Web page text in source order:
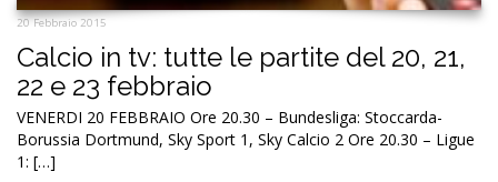
20 Febbraio 2015
Calcio in tv: tutte le partite del 20, 21,
22 e 23 febbraio
VENERDI 20 FEBBRAIO Ore 20.30 – Bundesliga: Stoccarda-
Borussia Dortmund, Sky Sport 1, Sky Calcio 2 Ore 20.30 – Ligue
1: […]